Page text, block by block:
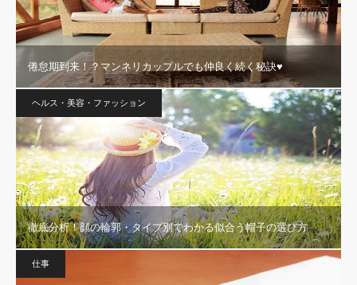
倦怠期到来！？マンネリカップルでも仲良く続く秘訣♥
ヘルス・美容・ファッション
徹底分析！顔の輪郭・タイプ別でわかる似合う帽子の選び方
仕事